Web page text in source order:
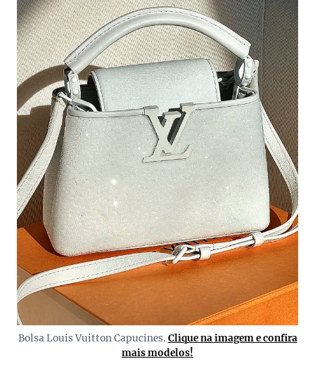
Bolsa Louis Vuitton Capucines. Clique na imagem e confira
mais modelos!